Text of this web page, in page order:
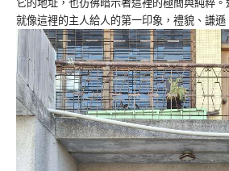
就像這裡的主人給人的第一印象，禮貌、謙遜